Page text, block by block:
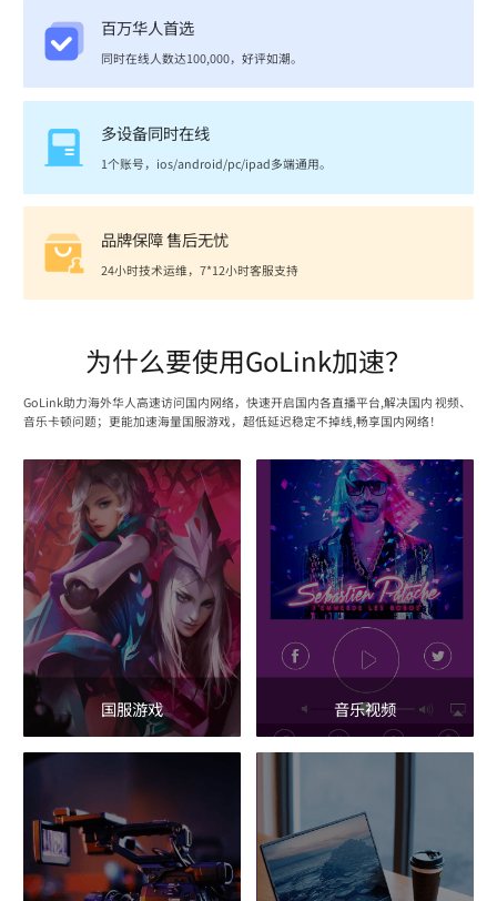
百万华人首选
同时在线人数达100,000，好评如潮。
多设备同时在线
1个账号，ios/android/pc/ipad多端通用。
品牌保障 售后无忧
24小时技术运维，7*12小时客服支持
为什么要使用GoLink加速？
GoLink助力海外华人高速访问国内网络，快速开启国内各直播平台,解决国内 视频、
音乐卡顿问题；更能加速海量国服游戏，超低延迟稳定不掉线,畅享国内网络！
国服游戏 音乐视频